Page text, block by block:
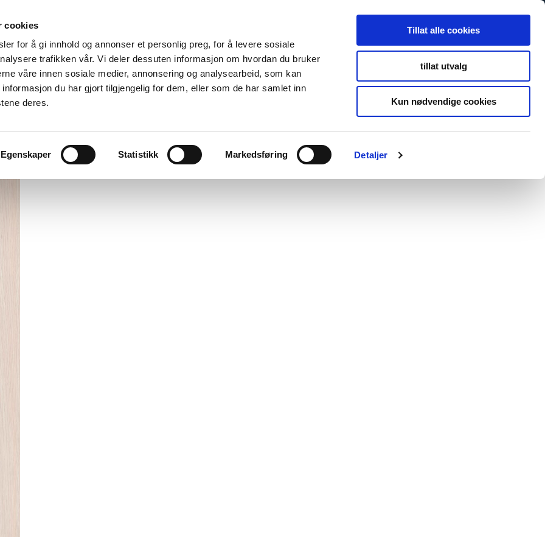
cookies
for å gi innhold og annonser et personlig preg, for å levere sosiale
trafikken vår. Vi deler dessuten informasjon om hvordan du bruker
våre innen sosiale medier, annonsering og analysearbeid, som kan
du har gjort tilgjengelig for dem, eller som de har samlet inn
deres.
Egenskaper Statistikk Markedsføring Detaljer
Tillat alle cookies
tillat utvalg
Kun nødvendige cookies